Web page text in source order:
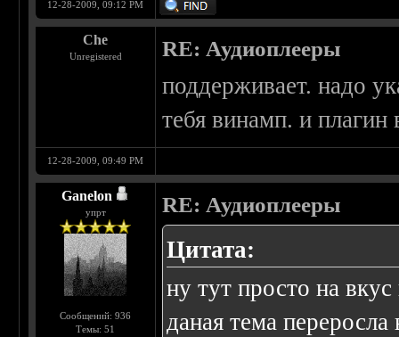
12-28-2009, 09:12 PM
Che
Unregistered RE: Аудиоплееры
поддерживает. надо
тебя винамп. и
12-28-2009, 09:49 PM
Ganelon
упрт
Сообщений: 936
Темы: 51
RE: Аудиоплееры
Цитата:
ну тут просто на
даная тема